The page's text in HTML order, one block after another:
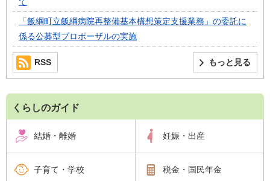
「飯綱町立飯綱病院再整備基本構想策定支援業務」の委託に
係る公募型プロポーザルの実施
もっと見る
RSS
くらしのガイド
結婚・離婚 妊娠・出産
子育て・学校 税金・国民年金